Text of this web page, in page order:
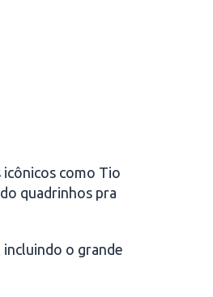
icônicos como Tio
quadrinhos pra
o grande